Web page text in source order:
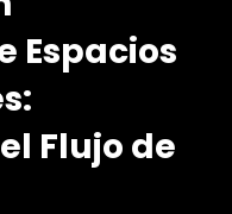
Espacios
Flujo de